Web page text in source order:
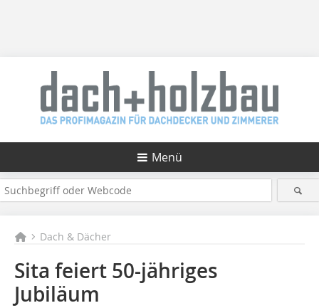
Menü
Dach & Dächer
Sita feiert 50-jähriges
Jubiläum